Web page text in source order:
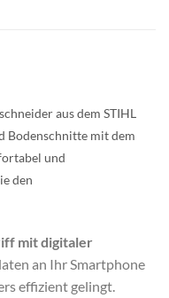
aus dem STIHL
Bodenschnitte mit dem
und
den
mit digitaler
an Ihr Smartphone
effizient gelingt.